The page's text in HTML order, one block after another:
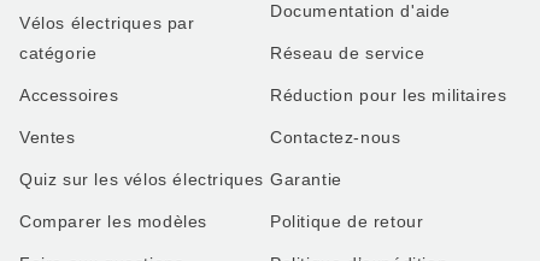
Vélos électriques par
catégorie
Accessoires
Ventes
Quiz sur les vélos électriques
Comparer les modèles
Documentation d'aide
Réseau de service
Réduction pour les militaires
Contactez-nous
Garantie
Politique de retour